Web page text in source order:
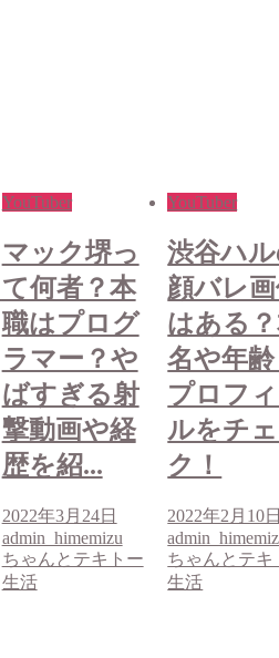
YouTuber
マック堺っ
て何者？本
職はプログ
ラマー？や
ばすぎる射
撃動画や経
歴を紹...
2022年3月24日
admin_himemizu
ちゃんとテキトー
生活
YouTuber
渋谷ハ
顔バレ
はある
名や年
プロフ
ルをチ
ク！
2022年2月10
ちゃんとテキ
生活